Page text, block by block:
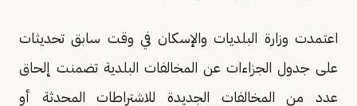
اعتمدت وزارة البلديات والإسكان في وقت سابق تحديثات
على جدول الجزاءات عن المخالفات البلدية تضمنت إلحاق
عدد من المخالفات الجديدة للاشتراطات المحدثة أو